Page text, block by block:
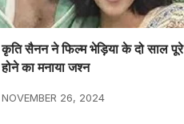
कृति सैनन ने फिल्म भेड़िया के दो साल पूरे
होने का मनाया जश्न
NOVEMBER 26, 2024